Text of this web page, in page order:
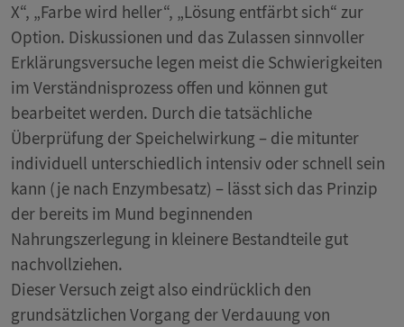
X“, „Farbe wird heller“, „Lösung entfärbt sich“ zur
Option. Diskussionen und das Zulassen sinnvoller
Erklärungsversuche legen meist die Schwierigkeiten
im Verständnisprozess offen und können gut
bearbeitet werden. Durch die tatsächliche
Überprüfung der Speichelwirkung – die mitunter
individuell unterschiedlich intensiv oder schnell sein
kann (je nach Enzymbesatz) – lässt sich das Prinzip
der bereits im Mund beginnenden
Nahrungszerlegung in kleinere Bestandteile gut
nachvollziehen.
Dieser Versuch zeigt also eindrücklich den
grundsätzlichen Vorgang der Verdauung von